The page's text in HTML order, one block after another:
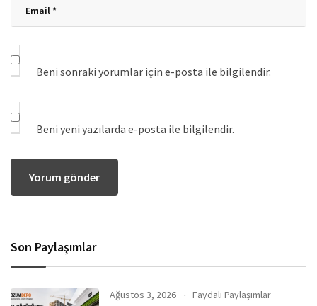
Beni sonraki yorumlar için e-posta ile bilgilendir.
Beni yeni yazılarda e-posta ile bilgilendir.
Son Paylaşımlar
Ağustos 3, 2026 Faydalı Paylaşımlar